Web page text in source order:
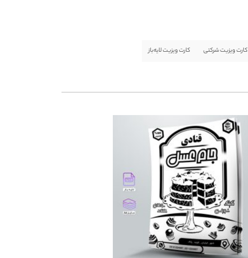
کارت ویزیت شرکتی کارت ویزیت لایه‌باز